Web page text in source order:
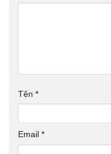
Tên *
Email *